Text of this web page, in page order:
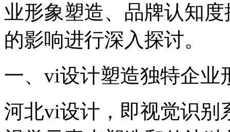
业形象塑造、品牌认知
的影响进行深入探讨。
一、vi设计塑造独特企业
河北vi设计，即视觉识别